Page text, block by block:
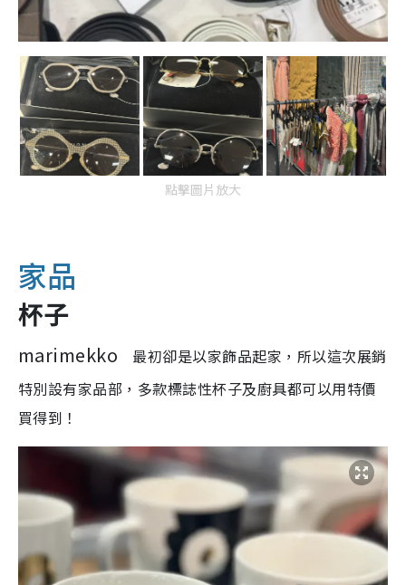
點擊圖片放大
家品
杯子
marimekko
最初卻是以家飾品起家，所以這次展銷
特別設有家品部，多款標誌性杯子及廚具都可以用特價
買得到！